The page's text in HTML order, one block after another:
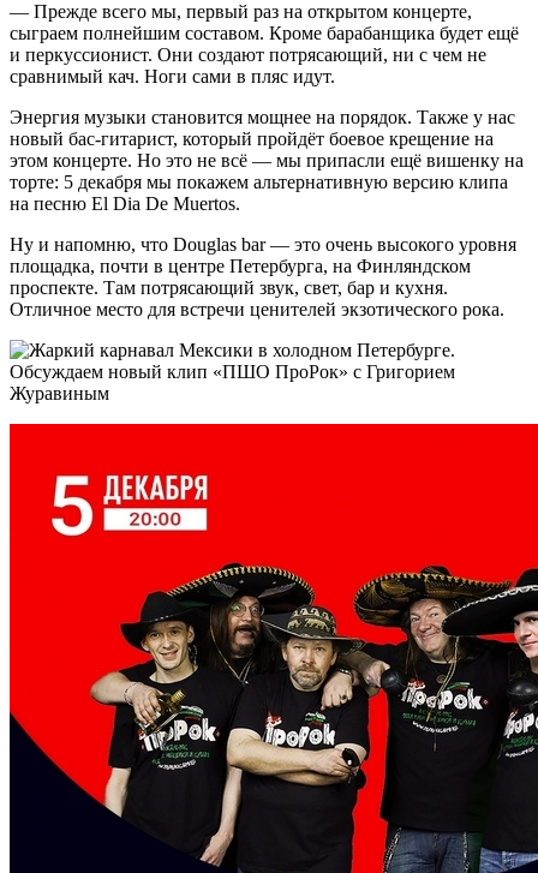
— Прежде всего мы, первый раз на открытом концерте,
сыграем полнейшим составом. Кроме барабанщика будет ещё
и перкуссионист. Они создают потрясающий, ни с чем не
сравнимый кач. Ноги сами в пляс идут.
Энергия музыки становится мощнее на порядок. Также у нас
новый бас-гитарист, который пройдёт боевое крещение на
этом концерте. Но это не всё — мы припасли ещё вишенку на
торте: 5 декабря мы покажем альтернативную версию клипа
на песню El Dia De Muertos.
Ну и напомню, что Douglas bar — это очень высокого уровня
площадка, почти в центре Петербурга, на Финляндском
проспекте. Там потрясающий звук, свет, бар и кухня.
Отличное место для встречи ценителей экзотического рока.